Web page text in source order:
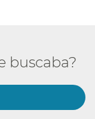
buscaba?​​